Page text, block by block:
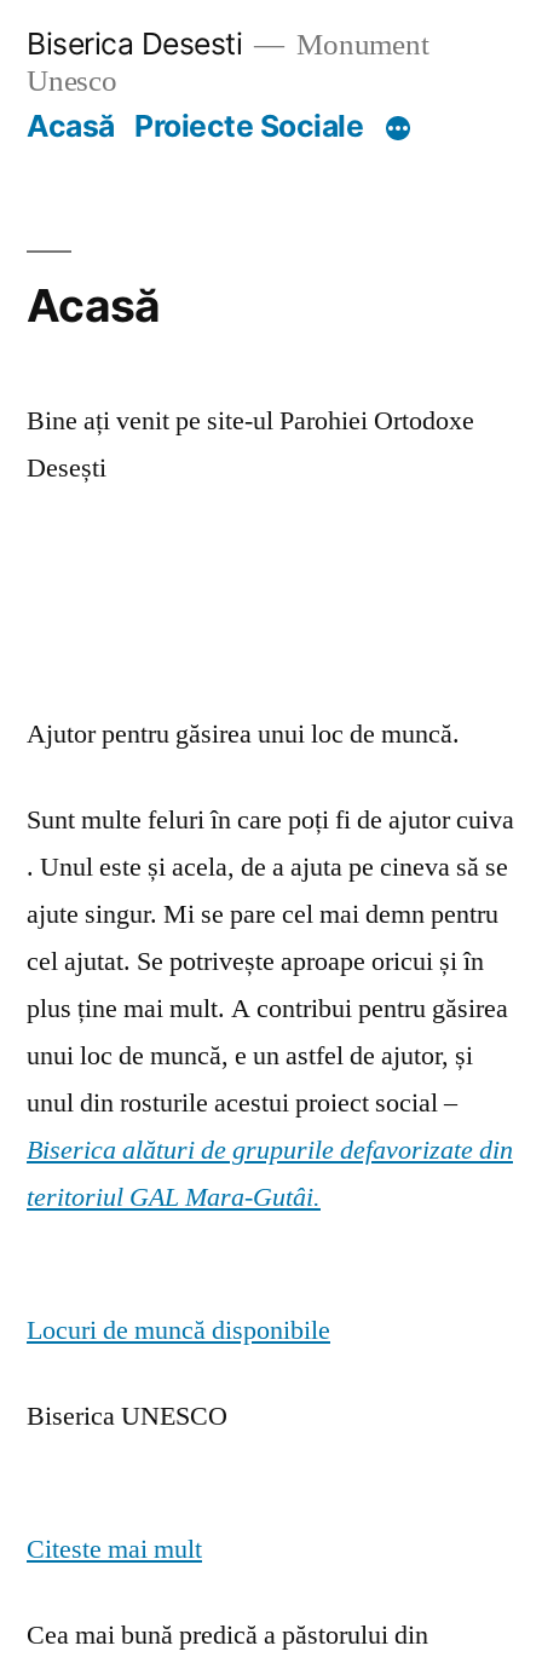
content
Biserica Desesti
Monument
Unesco
Acasă Proiecte Sociale
Acasă
Bine ați venit pe site-ul Parohiei Ortodoxe
Desești
Ajutor pentru găsirea unui loc de muncă.
Sunt multe feluri în care poți fi de ajutor cuiva
. Unul este și acela, de a ajuta pe cineva să se
ajute singur. Mi se pare cel mai demn pentru
cel ajutat. Se potrivește aproape oricui și în
plus ține mai mult. A contribui pentru găsirea
unui loc de muncă, e un astfel de ajutor, și
unul din rosturile acestui proiect social –
Biserica alături de grupurile defavorizate din
teritoriul GAL Mara-Gutâi.
Locuri de muncă disponibile
Biserica UNESCO
Citeste mai mult
Cea mai bună predică a păstorului din